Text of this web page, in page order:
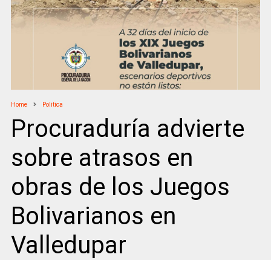
Home Politica
Procuraduría advierte
sobre atrasos en
obras de los Juegos
Bolivarianos en
Valledupar